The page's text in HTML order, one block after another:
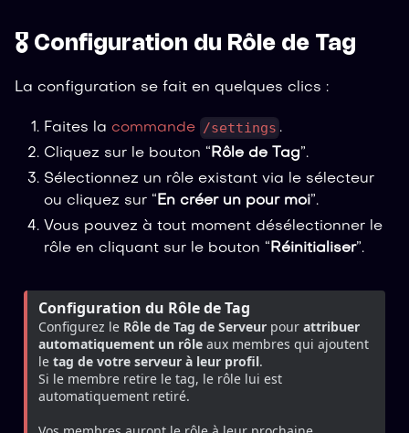
🎖️ Configuration du Rôle de Tag
La configuration se fait en quelques clics :
Faites la commande /settings .
Cliquez sur le bouton “Rôle de Tag”.
Sélectionnez un rôle existant via le sélecteur
ou cliquez sur “ En créer un pour moi”.
Vous pouvez à tout moment désélectionner le
rôle en cliquant sur le bouton “Réinitialiser”.
Configuration du Rôle de Tag
Configurez le Rôle de Tag de Serveur pour attribuer
automatiquement un rôle aux membres qui ajoutent
le tag de votre serveur à leur profil.
Si le membre retire le tag, le rôle lui est
automatiquement retiré.